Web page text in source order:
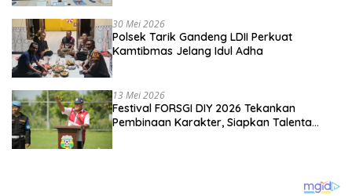
30 Mei 2026
Polsek Tarik Gandeng LDII Perkuat
Kamtibmas Jelang Idul Adha
13 Mei 2026
Festival FORSGI DIY 2026 Tekankan
Pembinaan Karakter, Siapkan Talenta